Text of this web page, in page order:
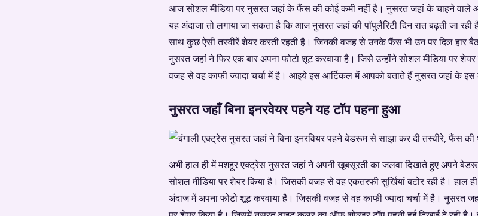
आज सोशल मीडिया पर नुसरत जहां के फैंस की कोई कमी नहीं है। नुसरत जहां के चाहने वाले
यह अंदाजा तो लगाया जा सकता है कि आज नुसरत जहां की पॉपुलैरिटी दिन रात बढ़ती जा
साथ कुछ ऐसी तस्वीरें शेयर करती रहती है। जिनकी वजह से उनके फैंस भी उन पर दिल हार
नुसरत जहां ने फिर एक बार अपना फोटो शूट करवाया है। जिसे उन्होंने सोशल मीडिया पर
वजह से वह काफी ज्यादा चर्चा में है। आइये इस आर्टिकल में आपको बताते हैं नुसरत जहां के
नुसरत जहाँ बिना इनरवेयर पहने यह टॉप पहना हुआ
अभी हाल ही में मशहूर एक्ट्रेस नुसरत जहां ने अपनी खूबसूरती का जलवा दिखाते हुए अपने
सोशल मीडिया पर शेयर किया है। जिसकी वजह से वह एकतरफी सुर्खियां बटोर रही है।
अंदाज में अपना फोटो शूट करवाया है। जिसकी वजह से वह काफी ज्यादा चर्चा में है। नुसरत